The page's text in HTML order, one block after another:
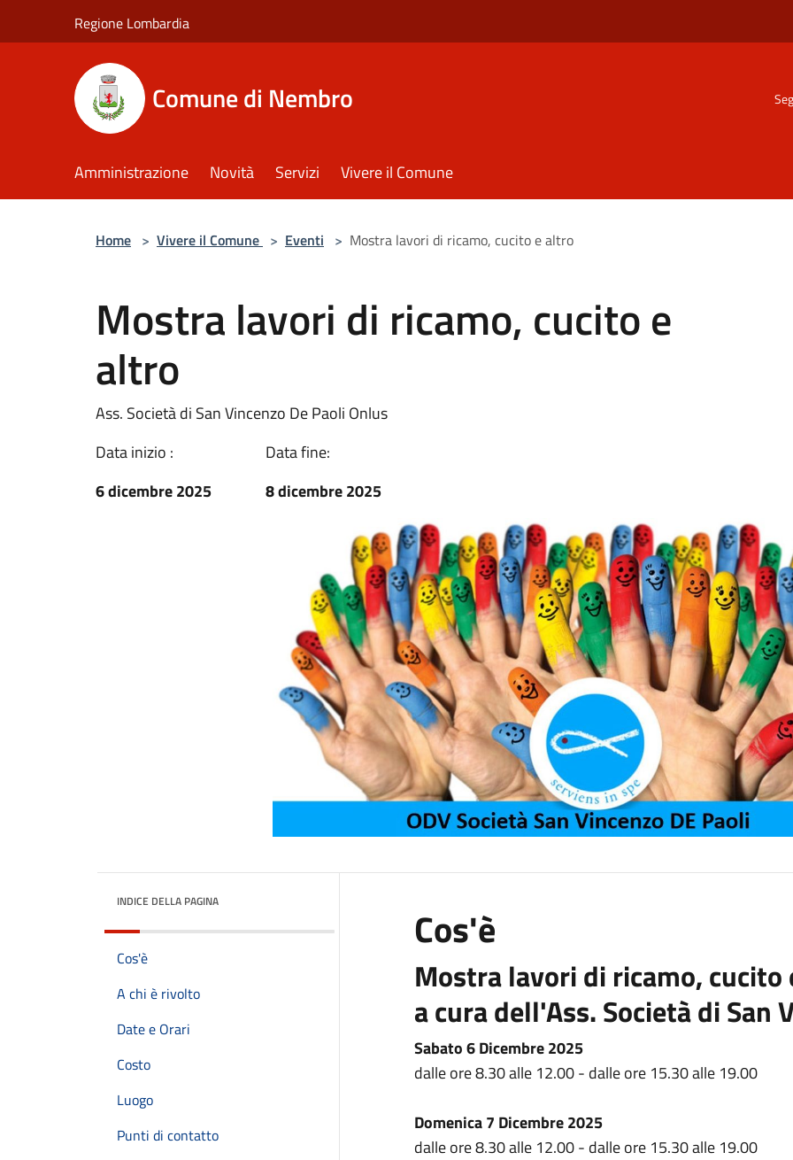
Regione Lombardia
Comune di Nembro
Amministrazione Novità Servizi Vivere il Comune
Home > Vivere il Comune > Eventi > Mostra lavori di ricamo, cucito e altro
Mostra lavori di ricamo, cucito e
altro
Ass. Società di San Vincenzo De Paoli Onlus
Data inizio :
6 dicembre 2025
Data fine:
8 dicembre 2025
INDICE DELLA PAGINA
Cos'è
A chi è rivolto
Date e Orari
Costo
Luogo
Punti di contatto
Cos'è
Mostra lavori di ricamo, cucito
a cura dell'Ass. Società di San
Sabato 6 Dicembre 2025
dalle ore 8.30 alle 12.00 - dalle ore 15.30 alle 19.00
Domenica 7 Dicembre 2025
dalle ore 8.30 alle 12.00 - dalle ore 15.30 alle 19.00